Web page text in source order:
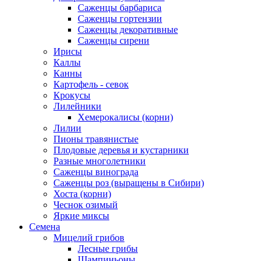
Саженцы барбариса
Саженцы гортензии
Саженцы декоративные
Саженцы сирени
Ирисы
Каллы
Канны
Картофель - севок
Крокусы
Лилейники
Хемерокалисы (корни)
Лилии
Пионы травянистые
Плодовые деревья и кустарники
Разные многолетники
Саженцы винограда
Саженцы роз (выращены в Сибири)
Хоста (корни)
Чеснок озимый
Яркие миксы
Семена
Мицелий грибов
Лесные грибы